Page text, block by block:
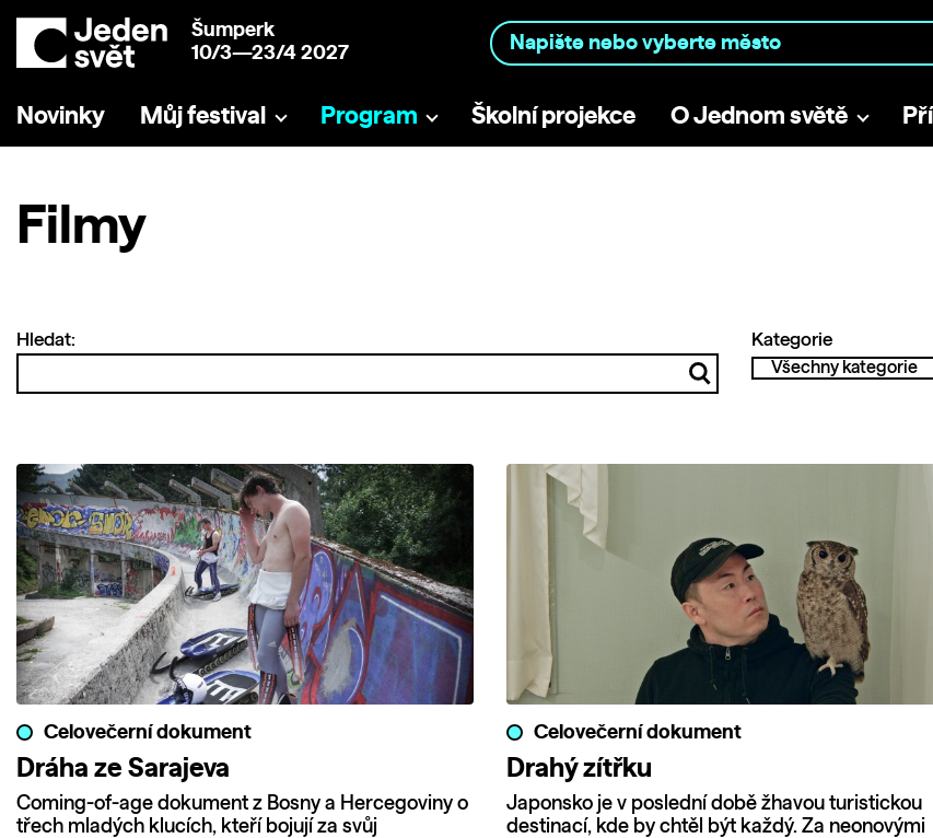
Šumperk
10/3—23/4 2027
Novinky Můj festival Program Školní projekce O Jednom světě
Filmy
Hledat: Kategorie
Celovečerní dokument
Dráha ze Sarajeva
Coming-of-age dokument z Bosny a Hercegoviny o
třech mladých klucích, kteří bojují za svůj
Celovečerní dokument
Drahý zítřku
Japonsko je v poslední době žhavou turistickou
destinací, kde by chtěl být každý. Za neonovými